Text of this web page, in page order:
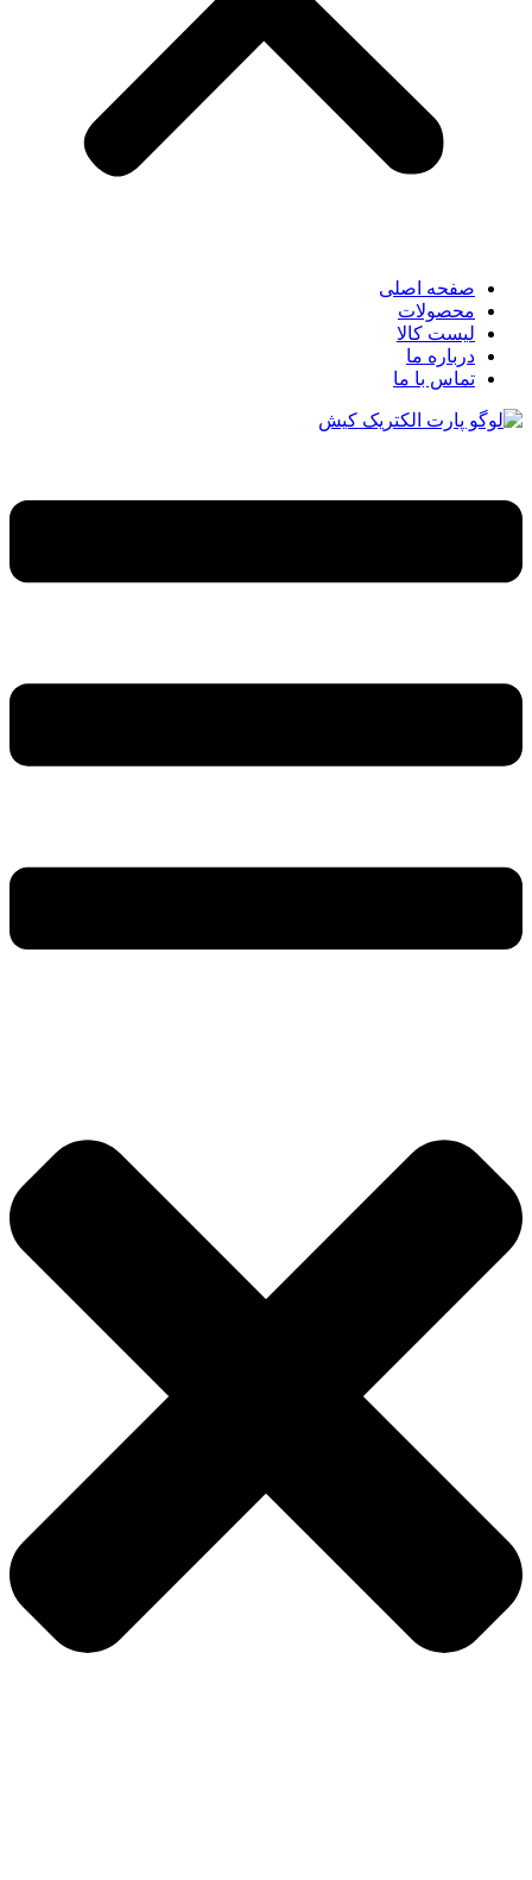
صفحه اصلی
محصولات
لیست کالا
درباره ما
تماس با ما